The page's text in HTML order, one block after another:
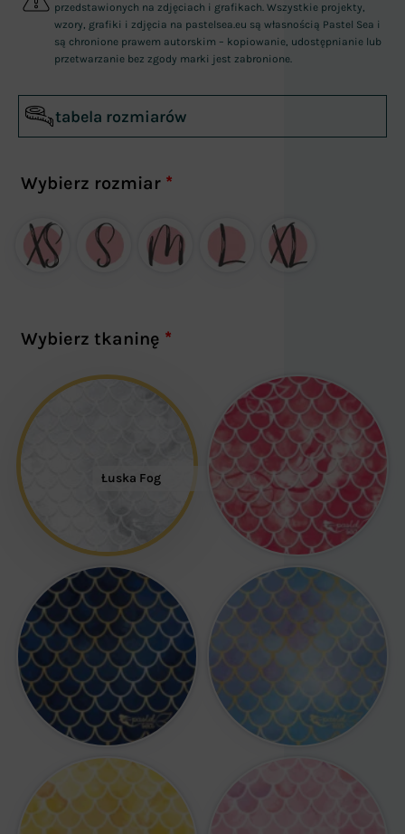
przedstawionych na zdjęciach i grafikach. Wszystkie projekty,
wzory, grafiki i zdjęcia na pastelsea.eu są własnością Pastel Sea i
są chronione prawem autorskim – kopiowanie, udostępnianie lub
przetwarzanie bez zgody marki jest zabronione.
tabela rozmiarów
Wybierz rozmiar *
Wybierz tkaninę *
Łuska Fog